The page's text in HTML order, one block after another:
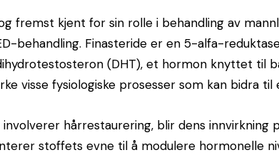
fremst kjent for sin rolle i behandling av
behandling. Finasteride er en 5-alfa-
(DHT), et hormon knyttet til
visse fysiologiske prosesser som kan bidra til
hårrestaurering, blir dens
stoffets evne til å modulere hormonelle